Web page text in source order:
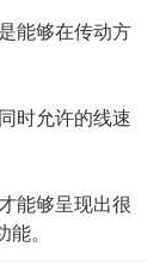
能够在传动方
时允许的线速
能够呈现出很
。